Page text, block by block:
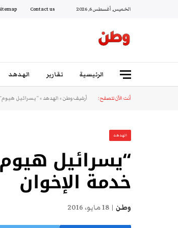
الخميس, أغسطس 6, 2026 Contact us
الرئيسية تقارير الهدهد
أنت الآن تتصفح: أرشيف وطن»الهدهد»“يسرائيل
الهدهد
“يسرائيل
خدمة الإخوان
وطن 18 مايو، 2016